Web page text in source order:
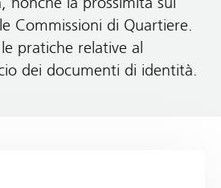
Commissioni di Quartiere.
pratiche relative al
dei documenti di identità.